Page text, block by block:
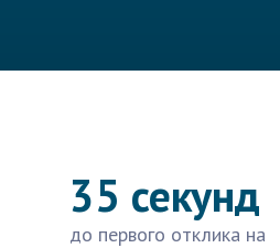
35 секунд
до первого отклика на